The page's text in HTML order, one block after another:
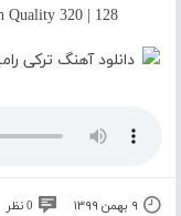
320 | 128
۹ بهمن ۱۳۹۹ 0 نظر